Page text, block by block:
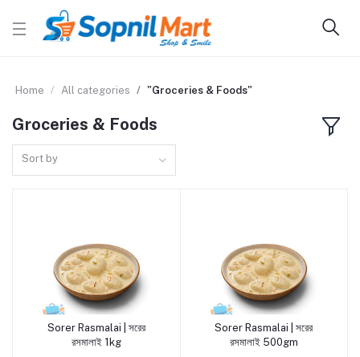
Home All categories "Groceries & Foods"
Groceries & Foods
Sort by
Add to cart
Sorer Rasmalai | সরের
রসমালাই 1kg
Add to cart
Sorer Rasmalai | সরের
রসমালাই 500gm